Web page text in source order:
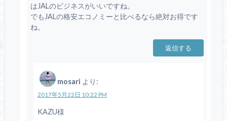
はJALのビジネスがいいですね。
でもJALの格安エコノミーと比べるなら絶対お得です
ね。
返信する
mosari より:
2017年5月22日 10:22 PM
KAZU様